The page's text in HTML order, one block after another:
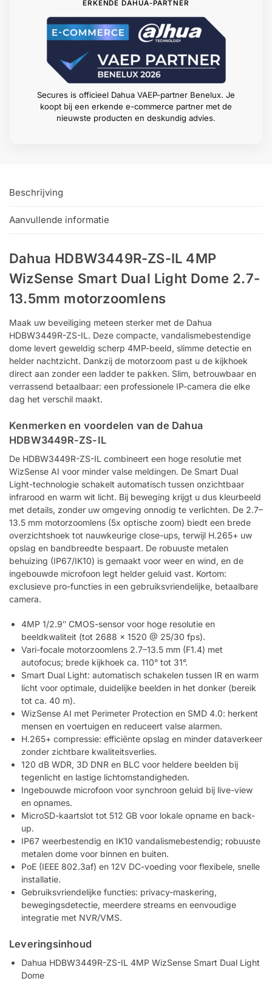
ERKENDE DAHUA-PARTNER
Secures is officieel Dahua VAEP-partner Benelux. Je
koopt bij een erkende e-commerce partner met de
nieuwste producten en deskundig advies.
Beschrijving
Aanvullende informatie
Dahua HDBW3449R-ZS-IL 4MP
WizSense Smart Dual Light Dome 2.7-
13.5mm motorzoomlens
Maak uw beveiliging meteen sterker met de Dahua
HDBW3449R-ZS-IL. Deze compacte, vandalismebestendige
dome levert geweldig scherp 4MP-beeld, slimme detectie en
helder nachtzicht. Dankzij de motorzoom past u de kijkhoek
direct aan zonder een ladder te pakken. Slim, betrouwbaar en
verrassend betaalbaar: een professionele IP-camera die elke
dag het verschil maakt.
Kenmerken en voordelen van de Dahua
HDBW3449R-ZS-IL
De HDBW3449R-ZS-IL combineert een hoge resolutie met
WizSense AI voor minder valse meldingen. De Smart Dual
Light-technologie schakelt automatisch tussen onzichtbaar
infrarood en warm wit licht. Bij beweging krijgt u dus kleurbeeld
met details, zonder uw omgeving onnodig te verlichten. De 2.7–
13.5 mm motorzoomlens (5x optische zoom) biedt een brede
overzichtshoek tot nauwkeurige close-ups, terwijl H.265+ uw
opslag en bandbreedte bespaart. De robuuste metalen
behuizing (IP67/IK10) is gemaakt voor weer en wind, en de
ingebouwde microfoon legt helder geluid vast. Kortom:
exclusieve pro-functies in een gebruiksvriendelijke, betaalbare
camera.
4MP 1/2.9″ CMOS-sensor voor hoge resolutie en
beeldkwaliteit (tot 2688 × 1520 @ 25/30 fps).
Vari-focale motorzoomlens 2.7–13.5 mm (F1.4) met
autofocus; brede kijkhoek ca. 110° tot 31°.
Smart Dual Light: automatisch schakelen tussen IR en warm
licht voor optimale, duidelijke beelden in het donker (bereik
tot ca. 40 m).
WizSense AI met Perimeter Protection en SMD 4.0: herkent
mensen en voertuigen en reduceert valse alarmen.
H.265+ compressie: efficiënte opslag en minder dataverkeer
zonder zichtbare kwaliteitsverlies.
120 dB WDR, 3D DNR en BLC voor heldere beelden bij
tegenlicht en lastige lichtomstandigheden.
Ingebouwde microfoon voor synchroon geluid bij live-view
en opnames.
MicroSD-kaartslot tot 512 GB voor lokale opname en back-
up.
IP67 weerbestendig en IK10 vandalismebestendig; robuuste
metalen dome voor binnen en buiten.
PoE (IEEE 802.3af) en 12V DC-voeding voor flexibele, snelle
installatie.
Gebruiksvriendelijke functies: privacy-maskering,
bewegingsdetectie, meerdere streams en eenvoudige
integratie met NVR/VMS.
Leveringsinhoud
Dahua HDBW3449R-ZS-IL 4MP WizSense Smart Dual Light
Dome